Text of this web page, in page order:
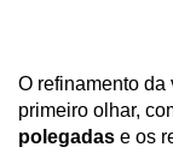
O refinamento da
primeiro olhar,
polegadas e os